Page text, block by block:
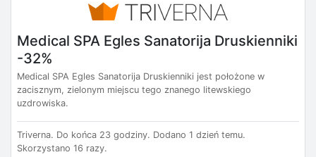
Medical SPA Egles Sanatorija Druskienniki
-32%
Medical SPA Egles Sanatorija Druskienniki jest położone w
zacisznym, zielonym miejscu tego znanego litewskiego
uzdrowiska.
Triverna. Do końca 23 godziny. Dodano 1 dzień temu.
Skorzystano 16 razy.